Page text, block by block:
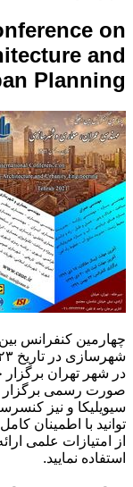
on
and
Planning
چهارمین کنفرانس
در شهر تهران برگزار
صورت رسمی برگزار
سیویلیکا و نیز
توانید با اطمینان
از امتیازات علمی
استفاده نمایید.